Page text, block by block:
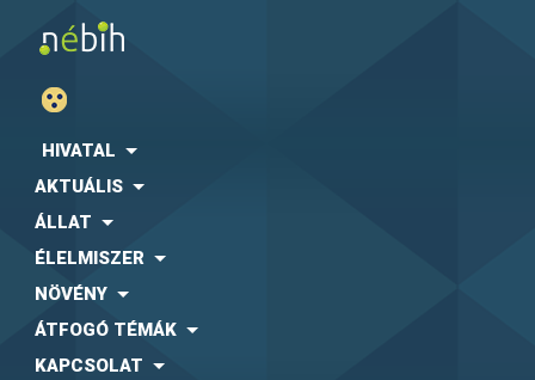
HIVATAL
AKTUÁLIS
ÁLLAT
ÉLELMISZER
NÖVÉNY
ÁTFOGÓ TÉMÁK
KAPCSOLAT